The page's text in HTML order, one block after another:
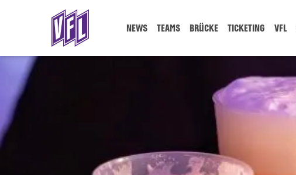
NEWS TEAMS BRÜCKE TICKETING VFL